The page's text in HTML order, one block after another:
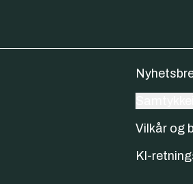
Vilkår og
KI-